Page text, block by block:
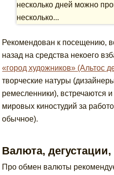
несколько дней можно
несколько...
Рекомендован к посещению,
назад на средства некоего
«город художников» (Альтос
творческие натуры
ремесленники), встречаются
мировых киностудий за
обычное).
Валюта, дегустации,
Про обмен валюты